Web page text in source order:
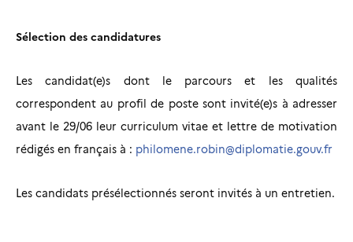
Sélection des candidatures
Les candidat(e)s dont le parcours et les qualités
correspondent au profil de poste sont invité(e)s à adresser
avant le 29/06 leur curriculum vitae et lettre de motivation
rédigés en français à : philomene.robin@diplomatie.gouv.fr
Les candidats présélectionnés seront invités à un entretien.